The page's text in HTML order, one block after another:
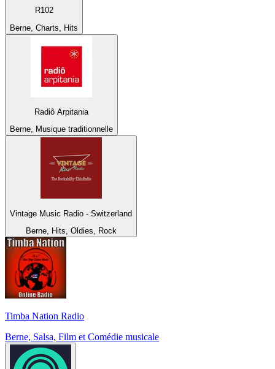
R102
Berne, Charts, Hits
Radiô Arpitania
Berne, Musique traditionnelle
Vintage Music Radio - Switzerland
Berne, Hits, Oldies, Rock
Timba Nation Radio
Berne, Salsa, Film et Comédie musicale